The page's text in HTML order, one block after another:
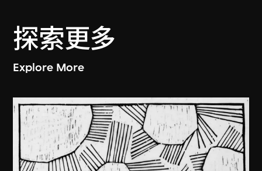
探索更多
Explore More